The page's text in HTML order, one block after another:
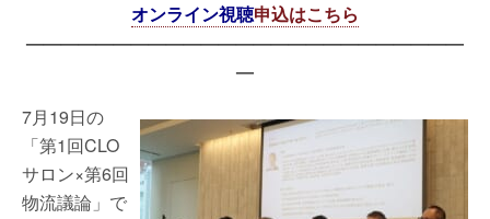
オンライン視聴申込はこちら
—————————————————————————
—
7月19日の
「第1回CLO
サロン×第6回
物流議論」で